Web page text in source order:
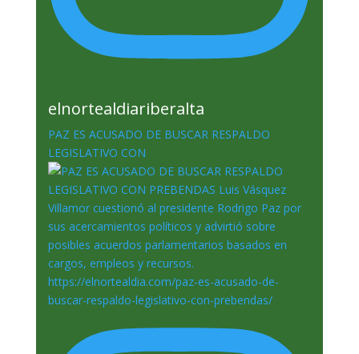
elnortealdiariberalta
PAZ ES ACUSADO DE BUSCAR RESPALDO
LEGISLATIVO CON